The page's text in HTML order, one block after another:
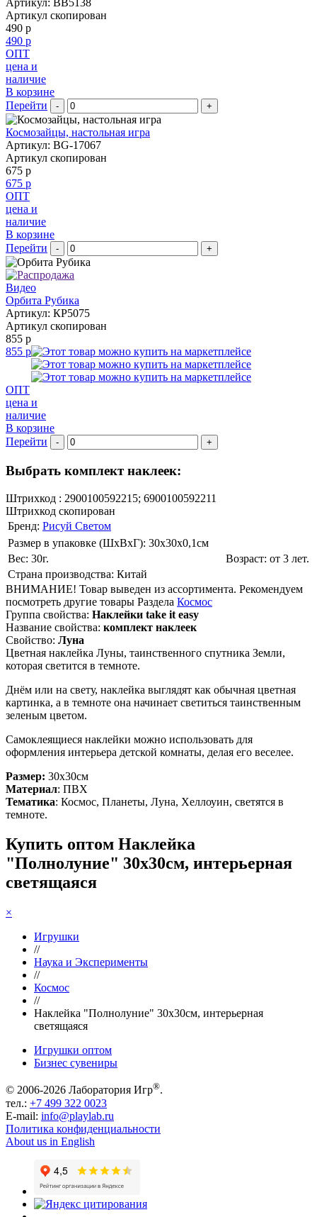
Артикул: BB5138
Артикул скопирован
490 р
490 р
ОПТ
цена и
наличие
В корзине
Перейти
- +
Космозайцы, настольная игра
Артикул: BG-17067
Артикул скопирован
675 р
675 р
ОПТ
цена и
наличие
В корзине
Перейти
- +
Видео
Орбита Рубика
Артикул: КР5075
Артикул скопирован
855 р
855 р
ОПТ
цена и
наличие
В корзине
Перейти
- +
Выбрать комплект наклеек:
Штрихкод : 2900100592215; 6900100592211
Штрихкод скопирован
Бренд: Рисуй Светом
Размер в упаковке (ШхВxГ): 30х30х0,1cм
Вес: 30г.
Возраст: от 3 лет.
Страна производства: Китай
ВНИМАНИЕ! Товар выведен из ассортимента. Рекомендуем
посмотреть другие товары Раздела Космос
Группа свойства: Наклейки take it easy
Название свойства: комплект наклеек
Свойство: Луна
Цветная наклейка Луны, таинственного спутника Земли,
которая светится в темноте.
Днём или на свету, наклейка выглядят как обычная цветная
картинка, а в темноте она начинает светиться таинственным
зеленым цветом.
Самоклеящиеся наклейки можно использовать для
оформления интерьера детской комнаты, делая его веселее.
Размер: 30х30см
Материал: ПВХ
Тематика: Космос, Планеты, Луна, Хеллоуин, светятся в
темноте.
Купить оптом Наклейка
"Полнолуние" 30х30см, интерьерная
светящаяся
×
Игрушки
//
Наука и Эксперименты
//
Космос
//
Наклейка "Полнолуние" 30х30см, интерьерная
светящаяся
Игрушки оптом
Бизнес сувениры
© 2006-2026 Лаборатория Игр®.
тел.: +7 499 322 0023
E-mail: info@playlab.ru
Политика конфиденциальности
About us in English